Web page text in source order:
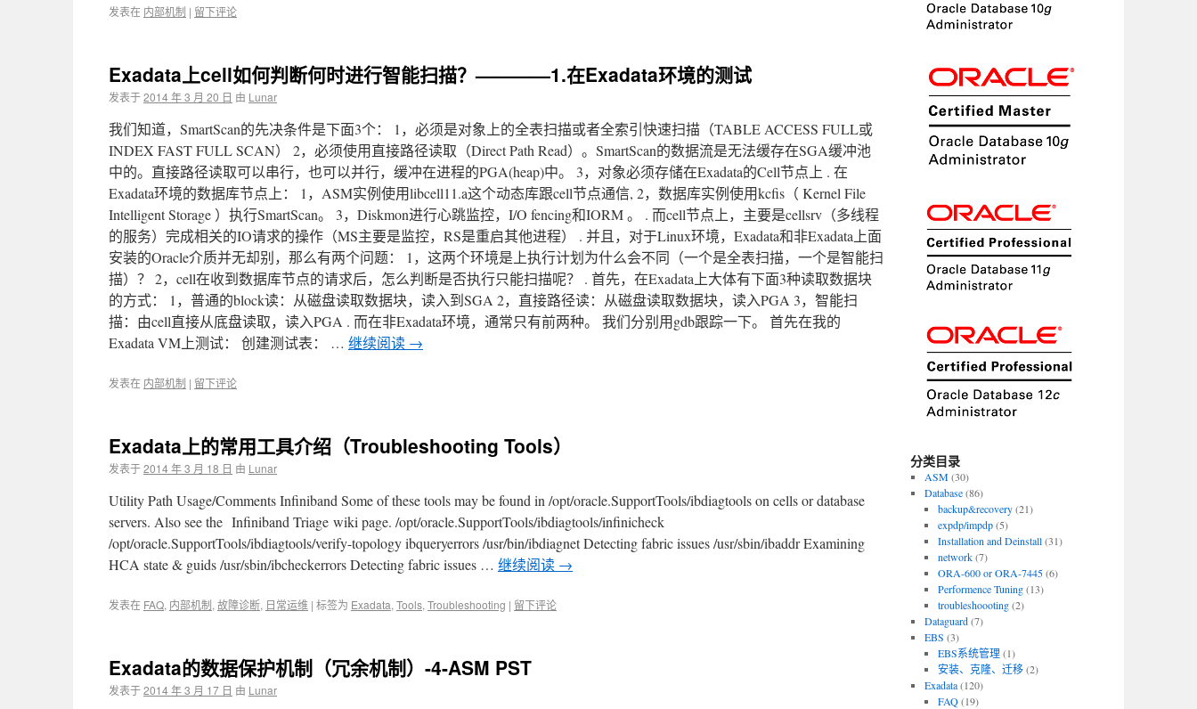
发表在 内部机制 | 留下评论
Exadata上cell如何判断何时进行智能扫描？————1.在Exadata环境的测试
发表于2014 年 3 月 20 日 由 Lunar
我们知道，SmartScan的先决条件是下面3个： 1，必须是对象上的全表扫描或者全索引快速扫描（TABLE ACCESS FULL或
INDEX FAST FULL SCAN） 2，必须使用直接路径读取（Direct Path Read）。SmartScan的数据流是无法缓存在SGA缓冲池
中的。直接路径读取可以串行，也可以并行，缓冲在进程的PGA(heap)中。 3，对象必须存储在Exadata的Cell节点上 . 在
Exadata环境的数据库节点上： 1，ASM实例使用libcell11.a这个动态库跟cell节点通信, 2，数据库实例使用kcfis（ Kernel File
Intelligent Storage ）执行SmartScan。 3，Diskmon进行心跳监控，I/O fencing和IORM 。 . 而cell节点上，主要是cellsrv（多线程
的服务）完成相关的IO请求的操作（MS主要是监控，RS是重启其他进程） . 并且，对于Linux环境，Exadata和非Exadata上面
安装的Oracle介质并无却别，那么有两个问题： 1，这两个环境是上执行计划为什么会不同（一个是全表扫描，一个是智能扫
描）？ 2，cell在收到数据库节点的请求后，怎么判断是否执行只能扫描呢？ . 首先，在Exadata上大体有下面3种读取数据块
的方式： 1，普通的block读：从磁盘读取数据块，读入到SGA 2，直接路径读：从磁盘读取数据块，读入PGA 3，智能扫
描：由cell直接从底盘读取，读入PGA . 而在非Exadata环境，通常只有前两种。 我们分别用gdb跟踪一下。 首先在我的
Exadata VM上测试： 创建测试表： … 继续阅读 →
发表在 内部机制 | 留下评论
Exadata上的常用工具介绍（Troubleshooting Tools）
发表于2014 年 3 月 18 日 由 Lunar
Utility Path Usage/Comments Infiniband Some of these tools may be found in /opt/oracle.SupportTools/ibdiagtools on cells or database
servers. Also see the Infiniband Triage wiki page. /opt/oracle.SupportTools/ibdiagtools/infinicheck
/opt/oracle.SupportTools/ibdiagtools/verify-topology ibqueryerrors /usr/bin/ibdiagnet Detecting fabric issues /usr/sbin/ibaddr Examining
HCA state & guids /usr/sbin/ibcheckerrors Detecting fabric issues … 继续阅读 →
发表在 FAQ, 内部机制, 故障诊断, 日常运维 | 标签为 Exadata, Tools, Troubleshooting | 留下评论
Exadata的数据保护机制（冗余机制）-4-ASM PST
发表于2014 年 3 月 17 日 由 Lunar
分类目录
ASM(30)
Database(86)
backup&recovery(21)
expdp/impdp(5)
Installation and Deinstall(31)
network(7)
ORA-600 or ORA-7445(6)
Performence Tuning(13)
troubleshoooting(2)
Dataguard(7)
EBS (3)
EBS系统管理(1)
安装、克隆、迁移(2)
Exadata(120)
FAQ(19)